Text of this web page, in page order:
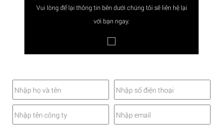
Vui lòng để lại thông tin bên dưới chúng tôi sẽ liên hệ lại
với bạn ngay.